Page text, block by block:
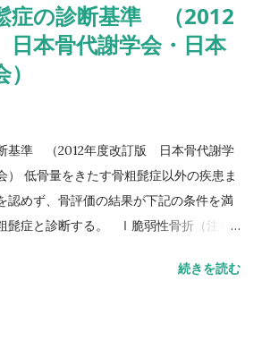
ら記事を参照して下さい↓ タイムアップ
Up & Go Test 10m歩行テスト
含めた約16m（直線歩行路）を歩行し、
秒：屋内歩行 11.6秒：屋外歩行 詳し
事を参照して下さい↓ 10メートル歩行テ
症の診断基準 （2012
本骨代謝学会・日本
基準 （2012年度改訂版 日本骨代謝学
） 低骨量をきたす骨粗髭症以外の疾患ま
認めず、骨評価の結果が下記の条件を満
髭症と診断する。 Ⅰ脆弱性骨折（注1）
あり、骨密度（注4）がYAMの80％未満
続きを読む